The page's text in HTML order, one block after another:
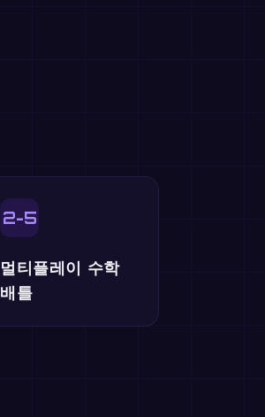
2-5
멀티플레이 수학
배틀